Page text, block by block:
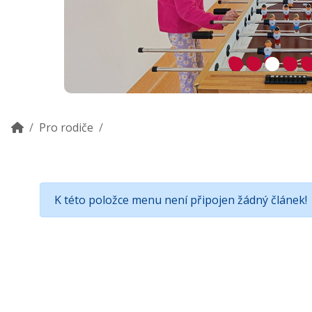
Pro rodiče
K této položce menu není připojen žádný článek!